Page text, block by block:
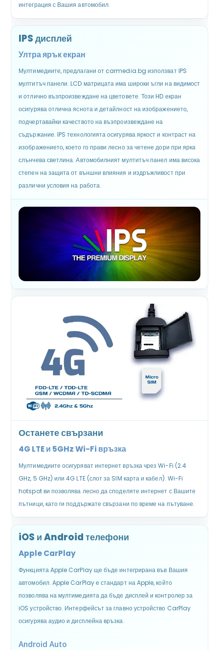
интеграция с Вашия автомобил.
IPS дисплей
Ултра ярък екран
Мултимедиите, предлагани от carmedia.bg използват IPS
мултитъч панели. LCD матрицата има широки ъгли на видимост
и отлично възпроизвеждане на цветовете. Този HD екран
осигурява отлична яснота и детайлност на изображението,
подчертавайки качеството на възпроизвеждане на
съдържание. IPS технологията осигурява яркост и контраст на
изображението, което го прави лесно за четене дори при ярка
слънчева светлина. Автомобилният мултитъч панел има висока
степен на защита от външни влияния и издръжливост при
различни условия на работа.
Останете свързани
4G LTE и 5GHz Wi-Fi връзка
Мултимедиите осигуряват интернет връзка чрез Wi-Fi (2.4
GHz, 5 GHz) или 4G LTE (слот за SIM карта и кабел). Wi-Fi
hotspot ви позволява лесно да споделяте интернет с Вашите
пътници, като ги поддържате свързани по време на пътуване.
iOS и Android телефони
Apple CarPlay
Функцията Apple CarPlay ще бъде интегрирана във Вашия
автомобил. Apple CarPlay е стандарт на Apple, който
позволява на мултимедията да бъде дисплей и контролер за
iOS устройство. Интерфейсът за главно устройство CarPlay
осигурява аудио и дисплейна връзка.
Android Auto